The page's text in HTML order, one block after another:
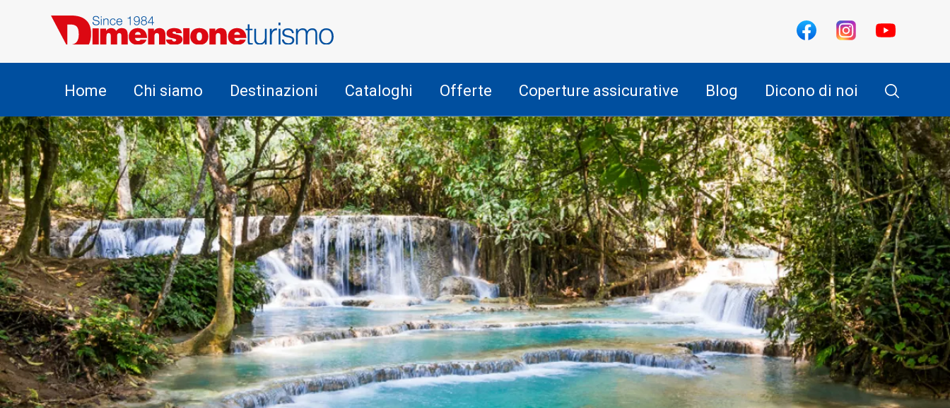
Home Chi siamo Destinazioni Cataloghi Offerte Coperture assicurative Blog Dicono di noi